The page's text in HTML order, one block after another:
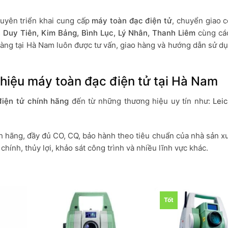
triển khai cung cấp máy toàn đạc điện tử, chuyển giao
Duy Tiên, Kim Bảng, Bình Lục, Lý Nhân, Thanh Liêm cùng
tại Hà Nam luôn được tư vấn, giao hàng và hướng dẫn sử
máy toàn đạc điện tử tại Hà Nam
tử chính hãng đến từ những thương hiệu uy tín như:
đầy đủ CO, CQ, bảo hành theo tiêu chuẩn của nhà sản
thủy lợi, khảo sát công trình và nhiều lĩnh vực khác.
Tốt